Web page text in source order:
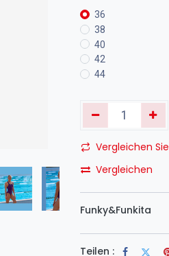
36
38
40
42
44
Vergleichen Sie
Vergleichen
Funky&Funkita
Teilen :